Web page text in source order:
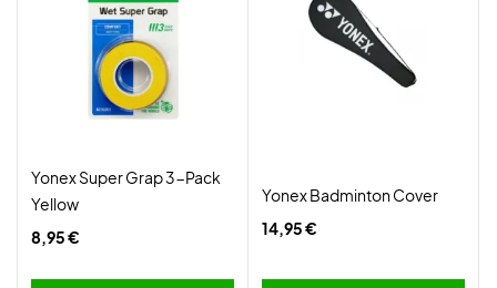
Yonex Super Grap 3-Pack
Yellow
8,95 €
Yonex Badminton Cover
14,95 €